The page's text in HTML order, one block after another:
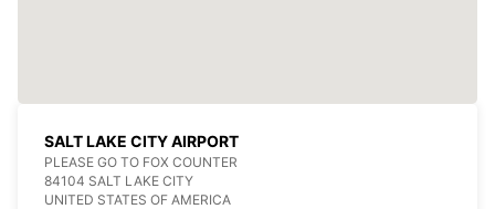
SALT LAKE CITY AIRPORT
PLEASE GO TO FOX COUNTER
84104 SALT LAKE CITY
UNITED STATES OF AMERICA